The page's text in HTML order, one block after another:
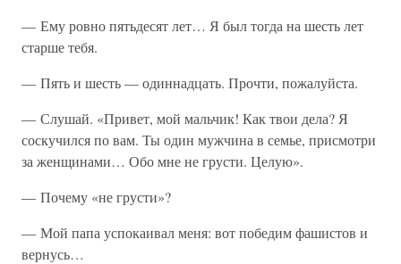
— Ему ровно пятьдесят лет… Я был тогда на шесть лет
старше тебя.
— Пять и шесть — одиннадцать. Прочти, пожалуйста.
— Слушай. «Привет, мой мальчик! Как твои дела? Я
соскучился по вам. Ты один мужчина в семье, присмотри
за женщинами… Обо мне не грусти. Целую».
— Почему «не грусти»?
— Мой папа успокаивал меня: вот победим фашистов и
вернусь…